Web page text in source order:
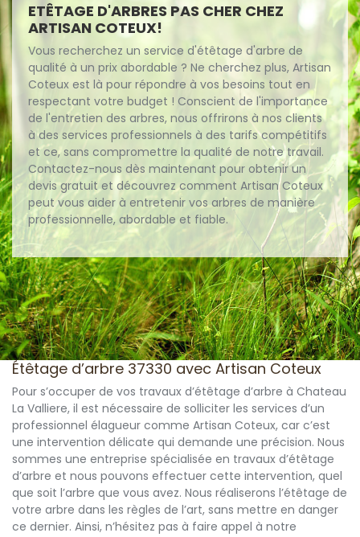
ETÊTAGE D'ARBRES PAS CHER CHEZ
ARTISAN COTEUX!
Vous recherchez un service d'étêtage d'arbre de
qualité à un prix abordable ? Ne cherchez plus, Artisan
Coteux est là pour répondre à vos besoins tout en
respectant votre budget ! Conscient de l'importance
de l'entretien des arbres, nous offrirons à nos clients
à des services professionnels à des tarifs compétitifs
et ce, sans compromettre la qualité de notre travail.
Contactez-nous dès maintenant pour obtenir un
devis gratuit et découvrez comment Artisan Coteux
peut vous aider à entretenir vos arbres de manière
professionnelle, abordable et fiable.
Étêtage d’arbre 37330 avec Artisan Coteux
Pour s’occuper de vos travaux d’étêtage d’arbre à Chateau
La Valliere, il est nécessaire de solliciter les services d’un
professionnel élagueur comme Artisan Coteux, car c’est
une intervention délicate qui demande une précision. Nous
sommes une entreprise spécialisée en travaux d’étêtage
d’arbre et nous pouvons effectuer cette intervention, quel
que soit l’arbre que vous avez. Nous réaliserons l’étêtage de
votre arbre dans les règles de l’art, sans mettre en danger
ce dernier. Ainsi, n’hésitez pas à faire appel à notre